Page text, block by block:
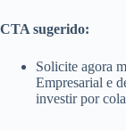
CTA sugerido:
Solicite agora
Empresarial e
investir por